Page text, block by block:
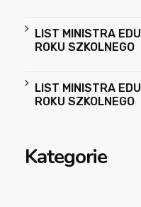
LIST MINISTRA
ROKU SZKOLNEGO
LIST MINISTRA
ROKU SZKOLNEGO
Kategorie